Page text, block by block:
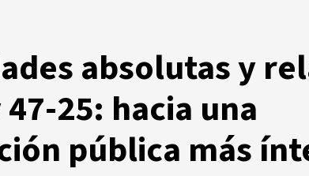
absolutas y
25: hacia una
pública más